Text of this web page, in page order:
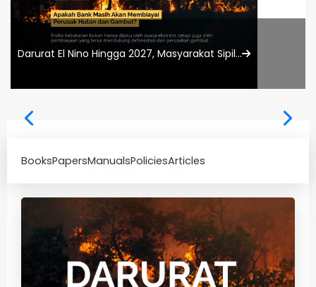
Darurat El Nino Hingga 2027, Masyarakat Sipil...
BooksPapersManualsPoliciesArticles